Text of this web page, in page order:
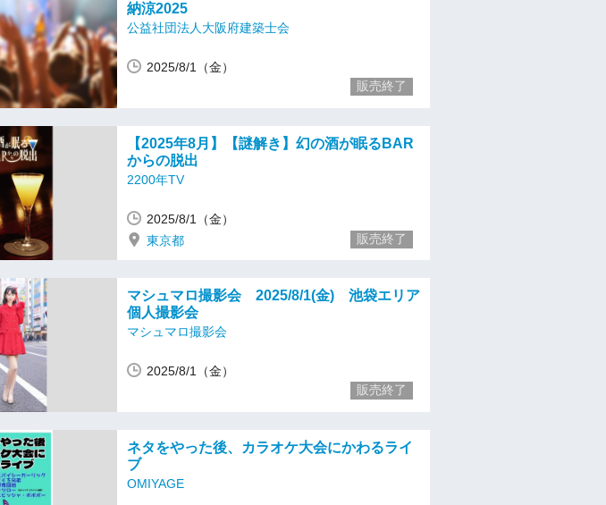
納涼2025
公益社団法人大阪府建築士会
2025/8/1（金）
販売終了
【2025年8月】【謎解き】幻の酒が眠るBAR
からの脱出
2200年TV
2025/8/1（金）
東京都
販売終了
マシュマロ撮影会 2025/8/1(金) 池袋エリア
個人撮影会
マシュマロ撮影会
2025/8/1（金）
販売終了
ネタをやった後、カラオケ大会にかわるライ
ブ
OMIYAGE